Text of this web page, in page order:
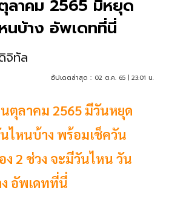
ลาคม 2565 มีหยุด
นบ้าง อัพเดทที่นี่
จิทัล
อัปเดตล่าสุด : 02 ต.ค. 65 | 23:01 น.
ตุลาคม 2565 มีวันหยุด
ไหนบ้าง พร้อมเช็ควัน
ง 2 ช่วง จะมีวันไหน วัน
อัพเดทที่นี่